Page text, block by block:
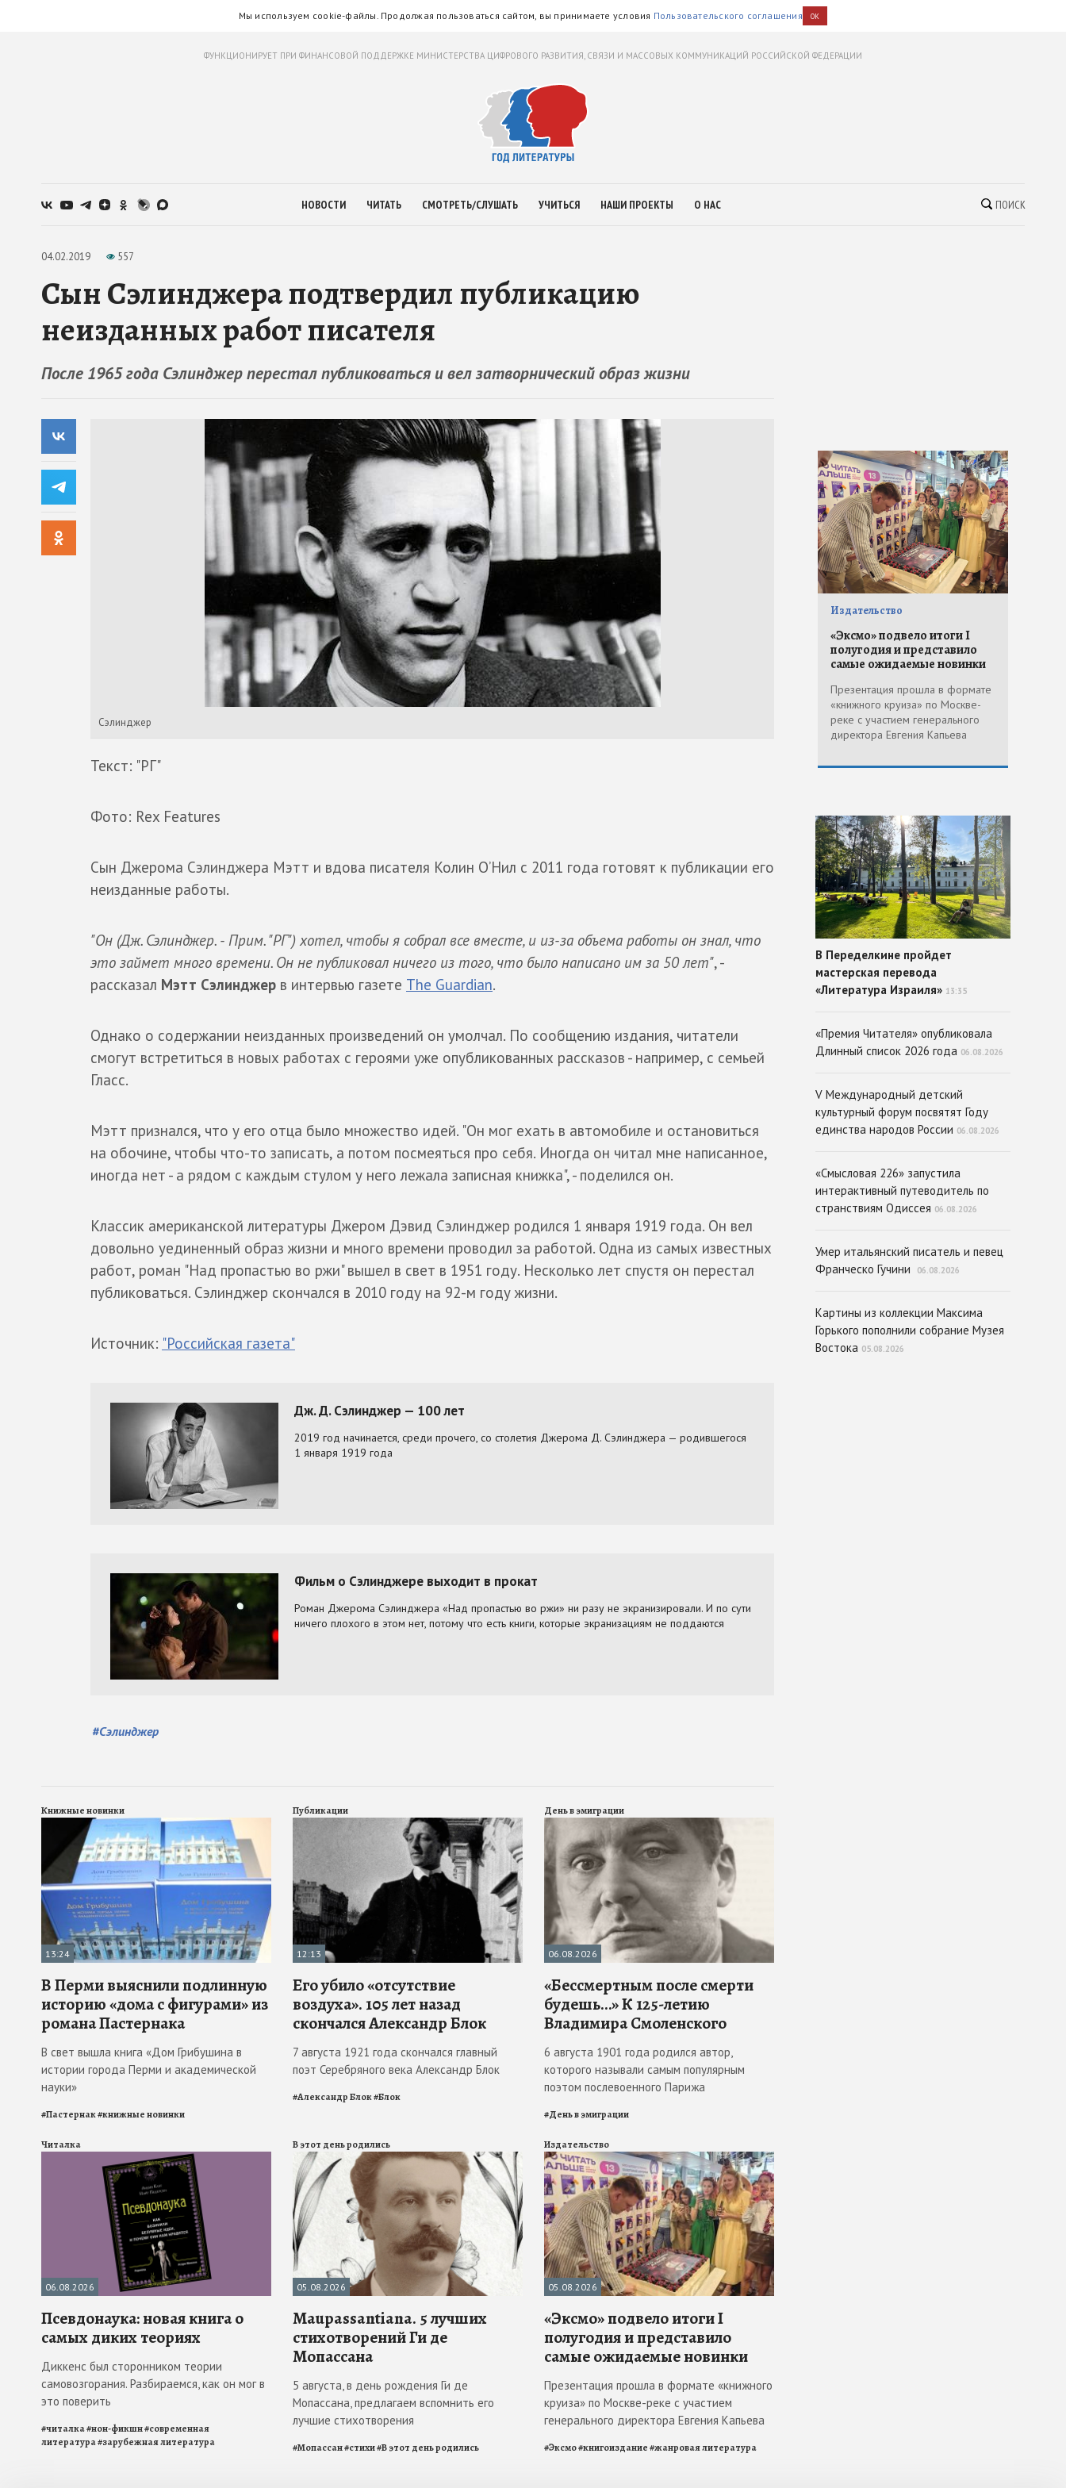
Мы используем cookie-файлы. Продолжая пользоваться сайтом, вы принимаете условия Пользовательского соглашения OK
ФУНКЦИОНИРУЕТ ПРИ ФИНАНСОВОЙ ПОДДЕРЖКЕ МИНИСТЕРСТВА ЦИФРОВОГО РАЗВИТИЯ, СВЯЗИ И МАССОВЫХ КОММУНИКАЦИЙ РОССИЙСКОЙ ФЕДЕРАЦИИ
НОВОСТИ ЧИТАТЬ СМОТРЕТЬ/СЛУШАТЬ УЧИТЬСЯ НАШИ ПРОЕКТЫ О НАС ПОИСК
04.02.2019 557
Сын Сэлинджера подтвердил публикацию
неизданных работ писателя
После 1965 года Сэлинджер перестал публиковаться и вел затворнический образ жизни
Сэлинджер
Текст: "РГ"
Фото: Rex Features
Сын Джерома Сэлинджера Мэтт и вдова писателя Колин О’Нил с 2011 года готовят к публикации его
неизданные работы.
"Он (Дж. Сэлинджер. - Прим. "РГ") хотел, чтобы я собрал все вместе, и из-за объема работы он знал, что
это займет много времени. Он не публиковал ничего из того, что было написано им за 50 лет", -
рассказал Мэтт Сэлинджер в интервью газете The Guardian.
Однако о содержании неизданных произведений он умолчал. По сообщению издания, читатели
смогут встретиться в новых работах с героями уже опубликованных рассказов - например, с семьей
Гласс.
Мэтт признался, что у его отца было множество идей. "Он мог ехать в автомобиле и остановиться
на обочине, чтобы что-то записать, а потом посмеяться про себя. Иногда он читал мне написанное,
иногда нет - а рядом с каждым стулом у него лежала записная книжка", - поделился он.
Классик американской литературы Джером Дэвид Сэлинджер родился 1 января 1919 года. Он вел
довольно уединенный образ жизни и много времени проводил за работой. Одна из самых известных
работ, роман "Над пропастью во ржи" вышел в свет в 1951 году. Несколько лет спустя он перестал
публиковаться. Сэлинджер скончался в 2010 году на 92-м году жизни.
Источник: "Российская газета"
#Сэлинджер
Книжные новинки
13:24
В Перми выяснили подлинную
историю «дома с фигурами» из
романа Пастернака
В свет вышла книга «Дом Грибушина в
истории города Перми и академической
науки»
#Пастернак#книжные новинки
Публикации
12:13
Его убило «отсутствие
воздуха». 105 лет назад
скончался Александр Блок
7 августа 1921 года скончался главный
поэт Серебряного века Александр Блок
#Александр Блок#Блок
День в эмиграции
06.08.2026
«Бессмертным после смерти
будешь…» К 125-летию
Владимира Смоленского
6 августа 1901 года родился автор,
которого называли самым популярным
поэтом послевоенного Парижа
#День в эмиграции
Читалка
06.08.2026
Псевдонаука: новая книга о
самых диких теориях
Диккенс был сторонником теории
самовозгорания. Разбираемся, как он мог в
это поверить
#читалка#нон-фикшн#современная
литература#зарубежная литература
В этот день родились
05.08.2026
Maupassantiana. 5 лучших
стихотворений Ги де
Мопассана
5 августа, в день рождения Ги де
Мопассана, предлагаем вспомнить его
лучшие стихотворения
#Мопассан#стихи#В этот день родились
Издательство
05.08.2026
«Эксмо» подвело итоги I
полугодия и представило
самые ожидаемые новинки
Презентация прошла в формате «книжного
круиза» по Москве-реке с участием
генерального директора Евгения Капьева
#Эксмо#книгоиздание#жанровая литература
Издательство
«Эксмо» подвело итоги I
полугодия и представило
самые ожидаемые новинки
Презентация прошла в формате
«книжного круиза» по Москве-
реке с участием генерального
директора Евгения Капьева
В Переделкине пройдет
мастерская перевода
«Литература Израиля» 13:35
«Премия Читателя» опубликовала
Длинный список 2026 года 06.08.2026
V Международный детский
культурный форум посвятят Году
единства народов России 06.08.2026
«Смысловая 226» запустила
интерактивный путеводитель по
странствиям Одиссея 06.08.2026
Умер итальянский писатель и певец
Франческо Гучини
06.08.2026
Картины из коллекции Максима
Горького пополнили собрание Музея
Востока 05.08.2026